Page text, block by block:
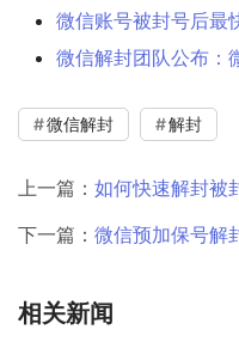
微信账号被封号后最
微信解封团队公布：
微信解封 解封
上一篇： 如何快速解封被
下一篇： 微信预加保号解
相关新闻